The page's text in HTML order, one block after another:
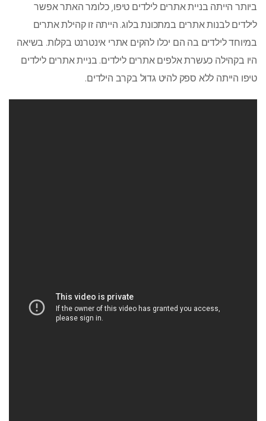
ביותר הייתה בניית אתרים לילדים טיפו, כלומר האתר אפשר
לילדים לבנות אתרים במתכונת בלוג. הייתה זו קהילת אתרים
במיוחד לילדים בה הם יכלו להקים אתרי אינטרנט בקלות. בשיאה
היו בקהילה כעשרת אלפים אתרים לילדים. בניית אתרים לילדים
טיפו הייתה ללא ספק להיט גדול בקרב הילדים.